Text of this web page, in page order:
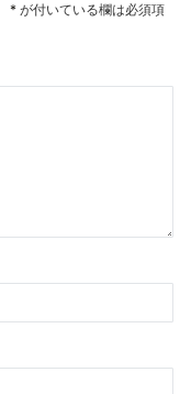
* が付いている欄は必須項